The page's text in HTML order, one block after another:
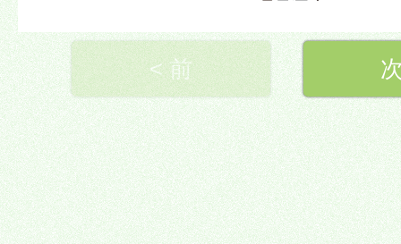
< 前